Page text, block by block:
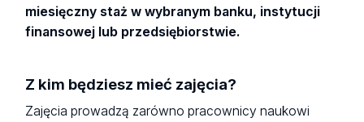
miesięczny staż w wybranym banku, instytucji
finansowej lub przedsiębiorstwie.
Z kim będziesz mieć zajęcia?
Zajęcia prowadzą zarówno pracownicy naukowi